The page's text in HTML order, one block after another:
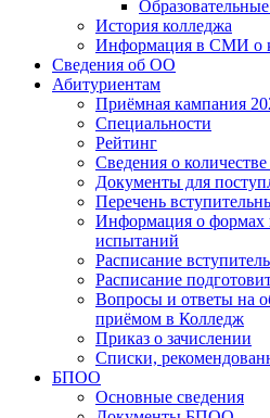
История колледжа
Информация в СМИ о
Сведения об ОО
Абитуриентам
Приёмная кампания
Специальности
Рейтинг
Сведения о
Документы для
Перечень
Информация о формах
испытаний
Расписание
Расписание
Вопросы и ответы на
приёмом в Колледж
Приказ о зачислении
Списки,
БПОО
Основные сведения